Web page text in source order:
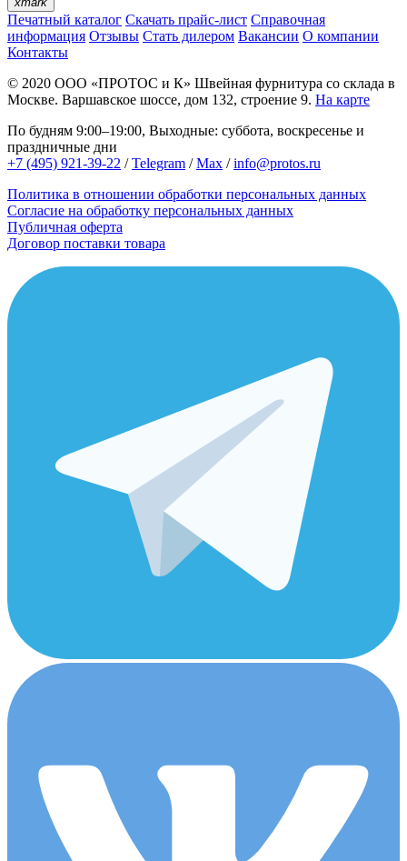
Печатный каталог Скачать прайс-лист Справочная
информация Отзывы Стать дилером Вакансии О компании
Контакты
© 2020 ООО «ПРОТОС и К» Швейная фурнитура со склада в
Москве. Варшавское шоссе, дом 132, строение 9. На карте
По будням 9:00–19:00, Выходные: суббота, воскресенье и
праздничные дни
+7 (495) 921-39-22 /Telegram /Max /info@protos.ru
Политика в отношении обработки персональных данных
Согласие на обработку персональных данных
Публичная оферта
Договор поставки товара